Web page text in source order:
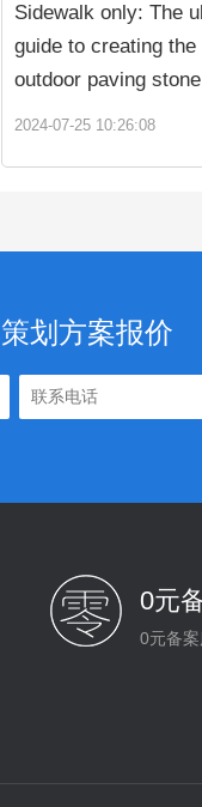
Sidewalk only: The
guide to creating the
outdoor paving stone
2024-07-25 10:26:08
划方案报价
0元
0元备